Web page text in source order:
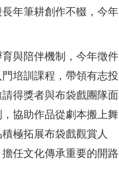
年筆耕創作不輟，今年
與陪伴機制，今年徵件
培訓課程，帶領有志投
得獎者與布袋戲團隊面
協助作品從劇本搬上舞
極拓展布袋戲觀賞人
任文化傳承重要的開路